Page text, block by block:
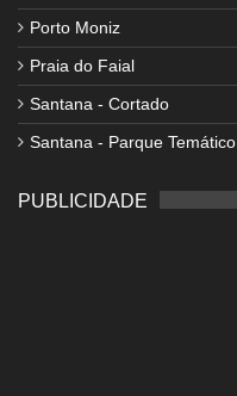
Porto Moniz
Praia do Faial
Santana - Cortado
Santana - Parque Temático
PUBLICIDADE